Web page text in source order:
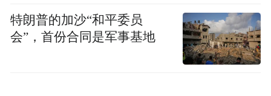
特朗普的加沙“和平委员
会”，首份合同是军事基地